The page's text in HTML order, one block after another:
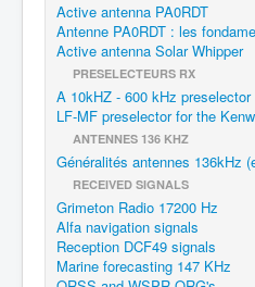
Active antenna PA0RDT
Antenne PA0RDT : les
Active antenna Solar Whipper
PRESELECTEURS RX
A 10kHZ - 600 kHz preselector
LF-MF preselector for the
ANTENNES 136 KHZ
Généralités antennes 136kHz
RECEIVED SIGNALS
Grimeton Radio 17200 Hz
Alfa navigation signals
Reception DCF49 signals
Marine forecasting 147 KHz